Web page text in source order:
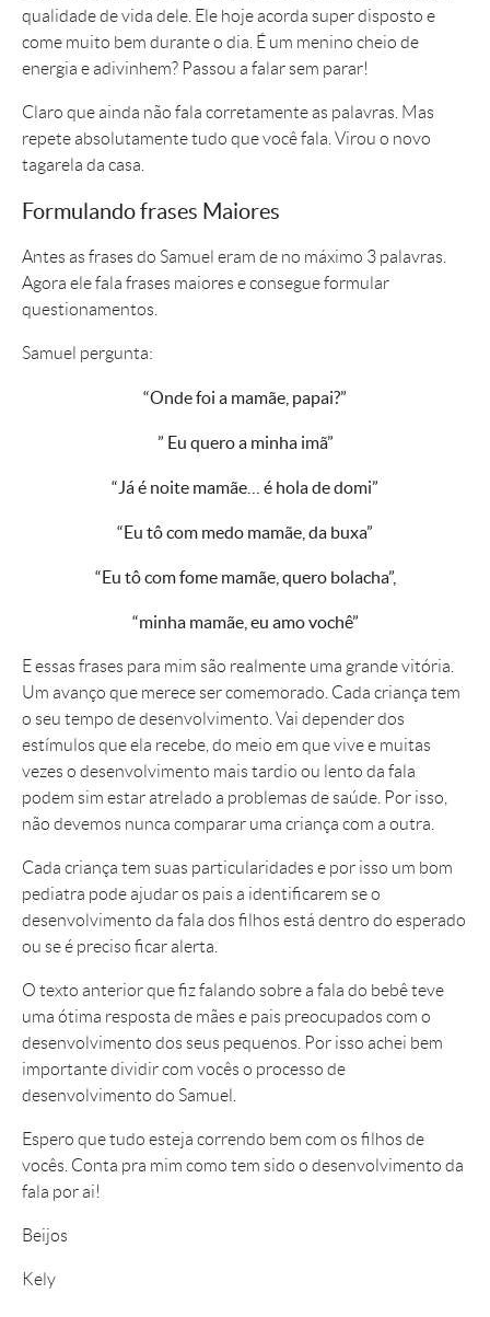
qualidade de vida dele. Ele hoje acorda super disposto e
come muito bem durante o dia. É um menino cheio de
energia e adivinhem? Passou a falar sem parar!
Claro que ainda não fala corretamente as palavras. Mas
repete absolutamente tudo que você fala. Virou o novo
tagarela da casa.
Formulando frases Maiores
Antes as frases do Samuel eram de no máximo 3 palavras.
Agora ele fala frases maiores e consegue formular
questionamentos.
Samuel pergunta:
“Onde foi a mamãe, papai?”
” Eu quero a minha imã”
“Já é noite mamãe… é hola de domi”
“Eu tô com medo mamãe, da buxa”
“Eu tô com fome mamãe, quero bolacha”,
“minha mamãe, eu amo vochê”
E essas frases para mim são realmente uma grande vitória.
Um avanço que merece ser comemorado. Cada criança tem
o seu tempo de desenvolvimento. Vai depender dos
estímulos que ela recebe, do meio em que vive e muitas
vezes o desenvolvimento mais tardio ou lento da fala
podem sim estar atrelado a problemas de saúde. Por isso,
não devemos nunca comparar uma criança com a outra.
Cada criança tem suas particularidades e por isso um bom
pediatra pode ajudar os pais a identificarem se o
desenvolvimento da fala dos filhos está dentro do esperado
ou se é preciso ficar alerta.
O texto anterior que fiz falando sobre a fala do bebê teve
uma ótima resposta de mães e pais preocupados com o
desenvolvimento dos seus pequenos. Por isso achei bem
importante dividir com vocês o processo de
desenvolvimento do Samuel.
Espero que tudo esteja correndo bem com os filhos de
vocês. Conta pra mim como tem sido o desenvolvimento da
fala por ai!
Beijos
Kely